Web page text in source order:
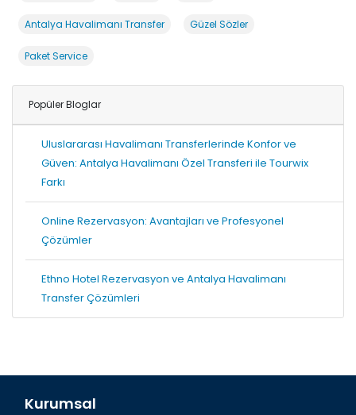
Antalya Havalimanı Transfer Güzel Sözler
Paket Service
Popüler Bloglar
Uluslararası Havalimanı Transferlerinde Konfor ve
Güven: Antalya Havalimanı Özel Transferi ile Tourwix
Farkı
Online Rezervasyon: Avantajları ve Profesyonel
Çözümler
Ethno Hotel Rezervasyon ve Antalya Havalimanı
Transfer Çözümleri
Kurumsal